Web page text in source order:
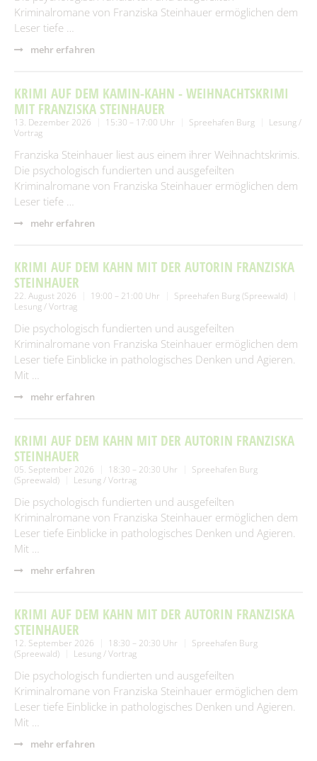
Kriminalromane von Franziska Steinhauer ermöglichen dem
Leser tiefe …
mehr erfahren
KRIMI AUF DEM KAMIN-KAHN - WEIHNACHTSKRIMI
MIT FRANZISKA STEINHAUER
13. Dezember 2026 15:30 – 17:00 Uhr Spreehafen Burg
Lesung /
Vortrag
Franziska Steinhauer liest aus einem ihrer Weihnachtskrimis.
Die psychologisch fundierten und ausgefeilten
Kriminalromane von Franziska Steinhauer ermöglichen dem
Leser tiefe …
mehr erfahren
KRIMI AUF DEM KAHN MIT DER AUTORIN FRANZISKA
STEINHAUER
22. August 2026 19:00 – 21:00 Uhr
Spreehafen Burg (Spreewald)
Lesung / Vortrag
Die psychologisch fundierten und ausgefeilten
Kriminalromane von Franziska Steinhauer ermöglichen dem
Leser tiefe Einblicke in pathologisches Denken und Agieren.
Mit …
mehr erfahren
KRIMI AUF DEM KAHN MIT DER AUTORIN FRANZISKA
STEINHAUER
05. September 2026 18:30 – 20:30 Uhr
Spreehafen Burg
(Spreewald)
Lesung / Vortrag
Die psychologisch fundierten und ausgefeilten
Kriminalromane von Franziska Steinhauer ermöglichen dem
Leser tiefe Einblicke in pathologisches Denken und Agieren.
Mit …
mehr erfahren
KRIMI AUF DEM KAHN MIT DER AUTORIN FRANZISKA
STEINHAUER
12. September 2026 18:30 – 20:30 Uhr
Spreehafen Burg
(Spreewald)
Lesung / Vortrag
Die psychologisch fundierten und ausgefeilten
Kriminalromane von Franziska Steinhauer ermöglichen dem
Leser tiefe Einblicke in pathologisches Denken und Agieren.
Mit …
mehr erfahren